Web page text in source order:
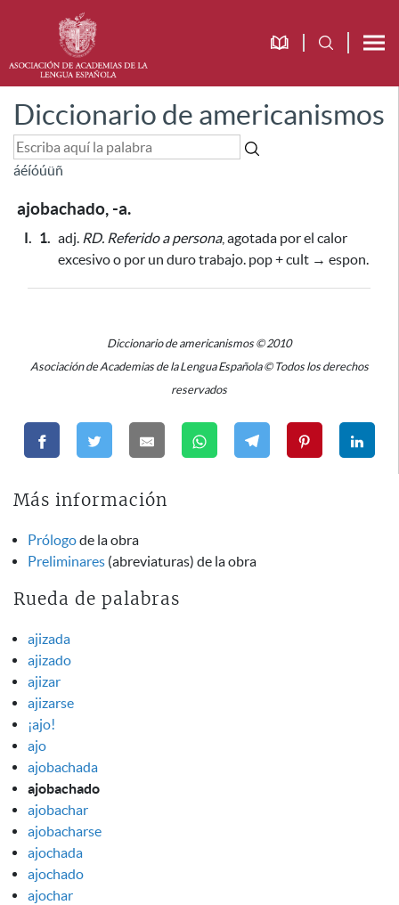
Diccionario de americanismos
áéíóúüñ
ajobachado, -a.
I. 1. adj. RD. Referido a persona, agotada por el calor
excesivo o por un duro trabajo. pop + cult → espon.
Diccionario de americanismos © 2010
Asociación de Academias de la Lengua Española © Todos los derechos
reservados
Más información
Prólogode la obra
Preliminares (abreviaturas) de la obra
Rueda de palabras
ajizada
ajizado
ajizar
ajizarse
¡ajo!
ajo
ajobachada
ajobachado
ajobachar
ajobacharse
ajochada
ajochado
ajochar